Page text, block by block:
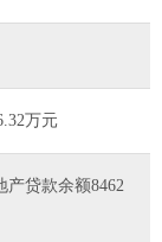
万元
产贷款余额8462